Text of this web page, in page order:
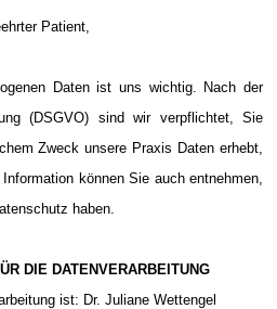
Patient,
Daten ist uns wichtig. Nach der
(DSGVO) sind wir verpflichtet, Sie
Zweck unsere Praxis Daten erhebt,
können Sie auch entnehmen,
haben.
DIE DATENVERARBEITUNG
ist: Dr. Juliane Wettengel